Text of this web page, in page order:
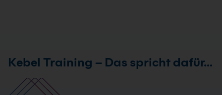
Kebel Training – Das spricht dafür…